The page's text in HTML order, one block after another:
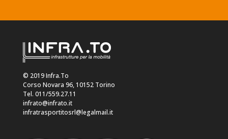
© 2019 Infra.To
Corso Novara 96, 10152 Torino
Tel. 011/559.27.11
infrato@infrato.it
infratrasportitosrl@legalmail.it